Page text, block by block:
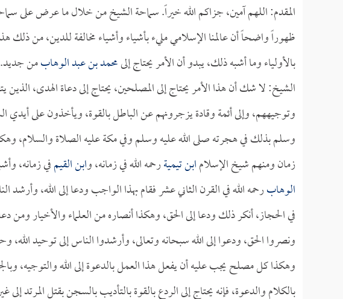
المقدم: اللهم آمين، جزاكم الله خيراً. سماحة الشيخ من خلال ما عرض على
ظهوراً واضحاً أن عالمنا الإسلامي مليء بأشياء وأشياء مخالفة للدين، من
بالأولياء وما أشبه ذلك، يبدو أن الأمر يحتاج إلىمحمد بن عبد الوهابمن جديد.
الشيخ: لا شك أن هذا الأمر يحتاج إلى المصلحين، يحتاج إلى دعاة الهدى، الذين
وتوجيههم، وإلى أئمة وقادة يزجرونهم عن الباطل بالقوة، ويأخذون على أيدي
وسلم بذلك في هجرته صلى الله عليه وسلم وفي مكة عليه الصلاة والسلام،
زمان ومنهم شيخ الإسلامابن تيميةرحمه الله في زمانه، وابن القيمفي زمانه،
الوهابرحمه الله في القرن الثاني عشر فقام بهذا الواجب ودعا إلى الله،
في الحجاز، أنكر ذلك ودعا إلى الحق، وهكذا أنصاره من العلماء والأخيار ومن
ونصروا الحق، ودعوا إلى الله سبحانه وتعالى، وأرشدوا الناس إلى توحيد
وهكذا كل مصلح يجب عليه أن يفعل هذا العمل بالدعوة إلى الله والتوجيه،
بالكلام والدعوة، فإنه يحتاج إلى الردع بالقوة بالتأديب بالسجن بقتل المرتد إلى